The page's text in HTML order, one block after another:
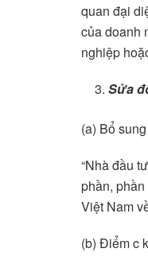
quan đại
của doanh
nghiệp
Sửa
(a) Bổ
“Nhà đầu
phần,
Việt Nam
(b) Điểm c